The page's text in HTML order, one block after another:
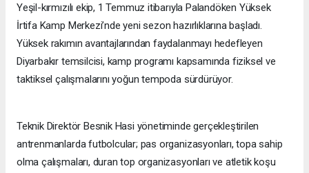
Yeşil-kırmızılı ekip, 1 Temmuz itibarıyla Palandöken Yüksek
İrtifa Kamp Merkezi’nde yeni sezon hazırlıklarına başladı.
Yüksek rakımın avantajlarından faydalanmayı hedefleyen
Diyarbakır temsilcisi, kamp programı kapsamında fiziksel ve
taktiksel çalışmalarını yoğun tempoda sürdürüyor.
Teknik Direktör Besnik Hasi yönetiminde gerçekleştirilen
antrenmanlarda futbolcular; pas organizasyonları, topa sahip
olma çalışmaları, duran top organizasyonları ve atletik koşu